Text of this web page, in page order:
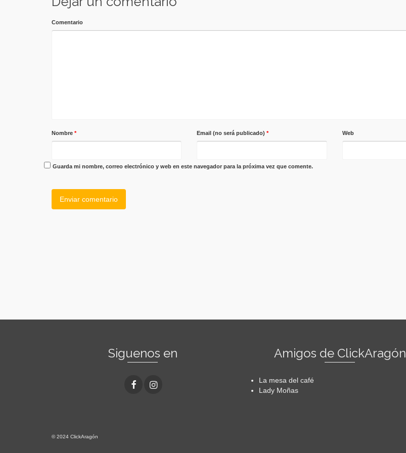
Comentario
Nombre * Email (no será publicado)* Web
Guarda mi nombre, correo electrónico y web en este navegador para la próxima vez que comente.
Siguenos en Amigos de ClickAragón
La mesa del café
Lady Moñas
© 2024 ClickAragón